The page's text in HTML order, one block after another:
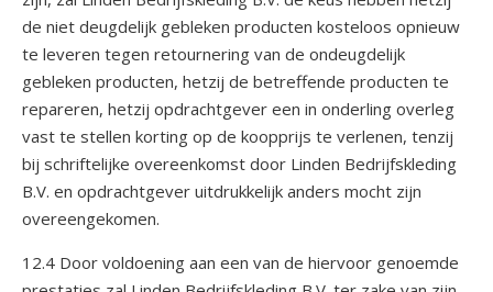
de niet deugdelijk gebleken producten kosteloos opnieuw
te leveren tegen retournering van de ondeugdelijk
gebleken producten, hetzij de betreffende producten te
repareren, hetzij opdrachtgever een in onderling overleg
vast te stellen korting op de koopprijs te verlenen, tenzij
bij schriftelijke overeenkomst door Linden Bedrijfskleding
B.V. en opdrachtgever uitdrukkelijk anders mocht zijn
overeengekomen.
12.4 Door voldoening aan een van de hiervoor genoemde